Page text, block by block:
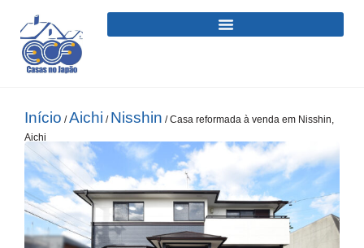
Início /Aichi / Nisshin / Casa reformada à venda em Nisshin,
Aichi